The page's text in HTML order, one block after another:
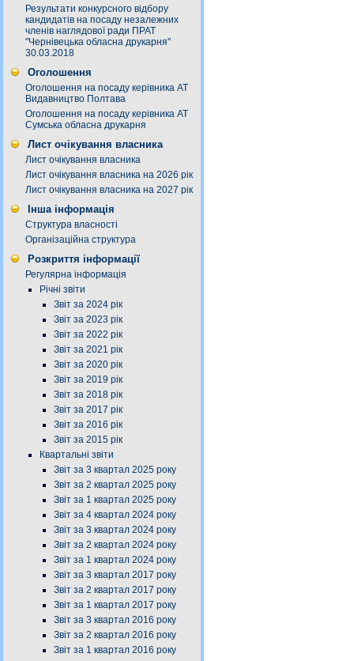
Результати конкурсного відбору
кандидатів на посаду незалежних
членів наглядової ради ПРАТ
"Чернівецька обласна друкарня"
30.03.2018
Оголошення
Оголошення на посаду керівника АТ
Видавництво Полтава
Оголошення на посаду керівника АТ
Сумська обласна друкарня
Лист очікування власника
Лист очікування власника
Лист очікування власника на 2026 рік
Лист очікування власника на 2027 рік
Інша інформація
Структура власності
Організаційна структура
Розкриття інформації
Регулярна інформація
Річні звіти
Звіт за 2024 рік
Звіт за 2023 рік
Звіт за 2022 рік
Звіт за 2021 рік
Звіт за 2020 рік
Звіт за 2019 рік
Звіт за 2018 рік
Звіт за 2017 рік
Звіт за 2016 рік
Звіт за 2015 рік
Квартальні звіти
Звіт за 3 квартал 2025 року
Звіт за 2 квартал 2025 року
Звіт за 1 квартал 2025 року
Звіт за 4 квартал 2024 року
Звіт за 3 квартал 2024 року
Звіт за 2 квартал 2024 року
Звіт за 1 квартал 2024 року
Звіт за 3 квартал 2017 року
Звіт за 2 квартал 2017 року
Звіт за 1 квартал 2017 року
Звіт за 3 квартал 2016 року
Звіт за 2 квартал 2016 року
Звіт за 1 квартал 2016 року